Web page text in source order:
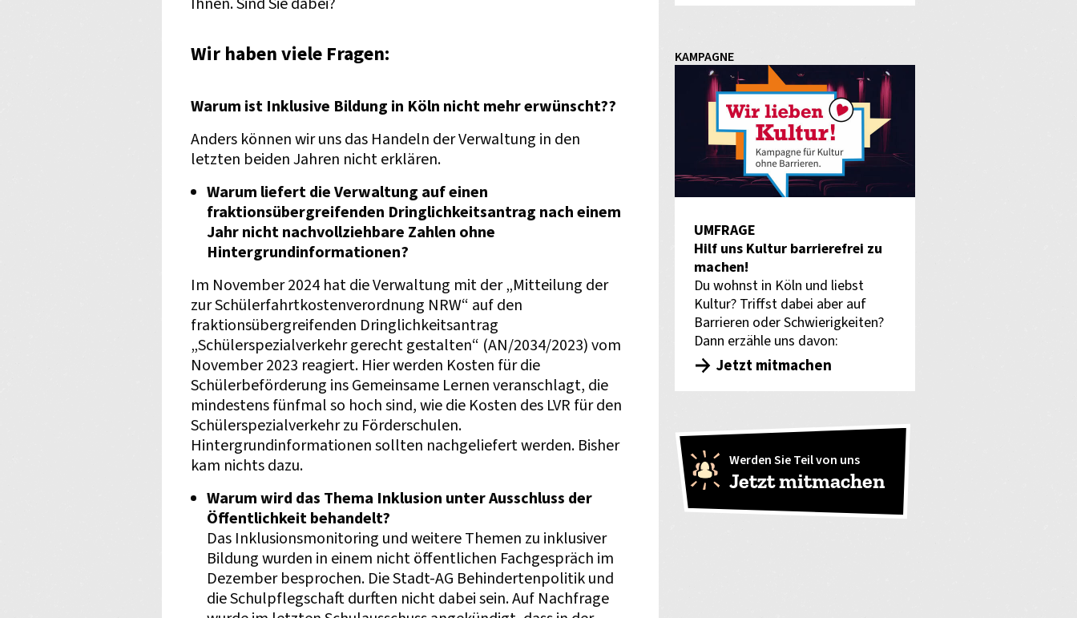
Wir haben viele Fragen:
Warum ist Inklusive Bildung in Köln nicht mehr erwünscht??
Anders können wir uns das Handeln der Verwaltung in den
letzten beiden Jahren nicht erklären.
Warum liefert die Verwaltung auf einen
fraktionsübergreifenden Dringlichkeitsantrag nach einem
Jahr nicht nachvollziehbare Zahlen ohne
Hintergrundinformationen?
Im November 2024 hat die Verwaltung mit der „Mitteilung der
zur Schülerfahrtkostenverordnung NRW“ auf den
fraktionsübergreifenden Dringlichkeitsantrag
„Schülerspezialverkehr gerecht gestalten“ (AN/2034/2023) vom
November 2023 reagiert. Hier werden Kosten für die
Schülerbeförderung ins Gemeinsame Lernen veranschlagt, die
mindestens fünfmal so hoch sind, wie die Kosten des LVR für den
Schülerspezialverkehr zu Förderschulen.
Hintergrundinformationen sollten nachgeliefert werden. Bisher
kam nichts dazu.
Warum wird das Thema Inklusion unter Ausschluss der
Öffentlichkeit behandelt?
Das Inklusionsmonitoring und weitere Themen zu inklusiver
Bildung wurden in einem nicht öffentlichen Fachgespräch im
Dezember besprochen. Die Stadt-AG Behindertenpolitik und
die Schulpflegschaft durften nicht dabei sein. Auf Nachfrage
KAMPAGNE
UMFRAGE
Hilf uns Kultur barrierefrei zu
machen!
Du wohnst in Köln und liebst
Kultur? Triffst dabei aber auf
Barrieren oder Schwierigkeiten?
Dann erzähle uns davon:
Jetzt mitmachen
Werden Sie Teil von uns
Jetzt mitmachen